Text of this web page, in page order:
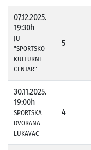
07.12.2025.
19:30h
JU
"SPORTSKO
KULTURNI
CENTAR"
5
30.11.2025.
19:00h
SPORTSKA
DVORANA
LUKAVAC
4